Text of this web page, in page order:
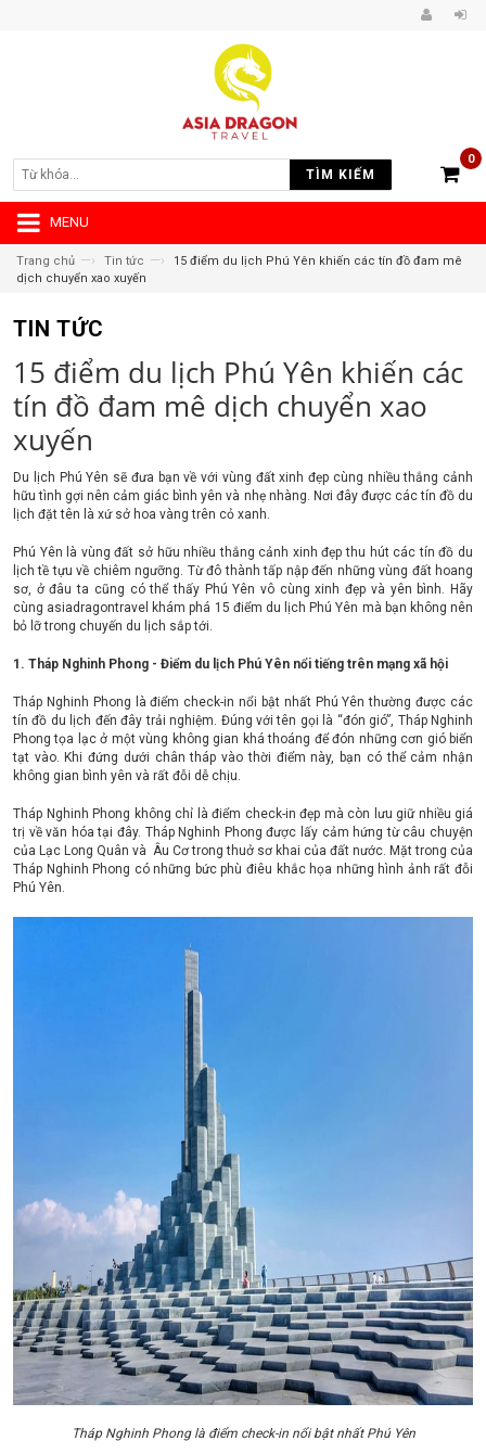
TÌM KIẾM
0
MENU
Trang chủ —› Tin tức —›
15 điểm du lịch Phú Yên khiến các tín đồ đam mê
dịch chuyển xao xuyến
TIN TỨC
15 điểm du lịch Phú Yên khiến các
tín đồ đam mê dịch chuyển xao
xuyến
Du lịch Phú Yên sẽ đưa bạn về với vùng đất xinh đẹp cùng nhiều thắng cảnh
hữu tình gợi nên cảm giác bình yên và nhẹ nhàng. Nơi đây được các tín đồ du
lịch đặt tên là xứ sở hoa vàng trên cỏ xanh.
Phú Yên là vùng đất sở hữu nhiều thắng cảnh xinh đẹp thu hút các tín đồ du
lịch tề tựu về chiêm ngưỡng. Từ đô thành tấp nập đến những vùng đất hoang
sơ, ở đâu ta cũng có thể thấy Phú Yên vô cùng xinh đẹp và yên bình. Hãy
cùng asiadragontravel khám phá 15 điểm du lịch Phú Yên mà bạn không nên
bỏ lỡ trong chuyến du lịch sắp tới.
1. Tháp Nghinh Phong - Điểm du lịch Phú Yên nổi tiếng trên mạng xã hội
Tháp Nghinh Phong là điểm check-in nổi bật nhất Phú Yên thường được các
tín đồ du lịch đến đây trải nghiệm. Đúng với tên gọi là “đón gió”, Tháp Nghinh
Phong tọa lạc ở một vùng không gian khá thoáng để đón những cơn gió biển
tạt vào. Khi đứng dưới chân tháp vào thời điểm này, bạn có thể cảm nhận
không gian bình yên và rất đỗi dễ chịu.
Tháp Nghinh Phong không chỉ là điểm check-in đẹp mà còn lưu giữ nhiều giá
trị về văn hóa tại đây. Tháp Nghinh Phong được lấy cảm hứng từ câu chuyện
của Lạc Long Quân và Âu Cơ trong thuở sơ khai của đất nước. Mặt trong của
Tháp Nghinh Phong có những bức phù điêu khắc họa những hình ảnh rất đỗi
Phú Yên.
Tháp Nghinh Phong là điểm check-in nổi bật nhất Phú Yên